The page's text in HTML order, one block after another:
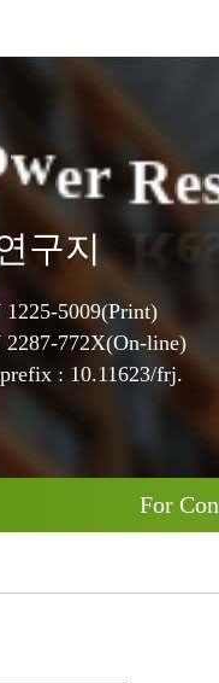
wer Re
구지
1225-5009(Print)
2287-772X(On-line)
prefix : 10.11623/frj.
For